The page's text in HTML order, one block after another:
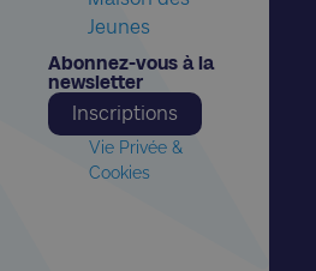
Jeunes
Abonnez-vous à la
newsletter​
Inscriptions
Vie Privée &
Cookies